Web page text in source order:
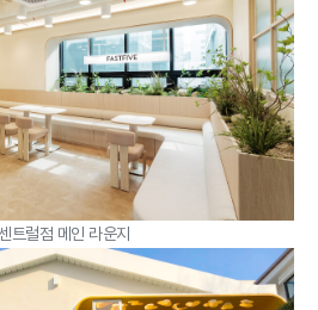
트럴점 메인 라운지